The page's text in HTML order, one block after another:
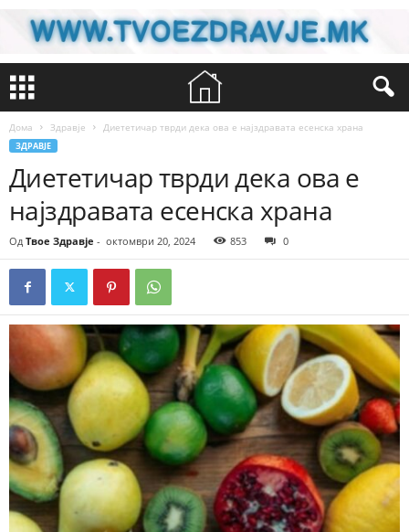
Дома Здравје Диететичар тврди дека ова е најздравата есенска храна
ЗДРАВЈЕ
Диететичар тврди дека ова е
најздравата есенска храна
Од Твое Здравје - октомври 20, 2024 853 0